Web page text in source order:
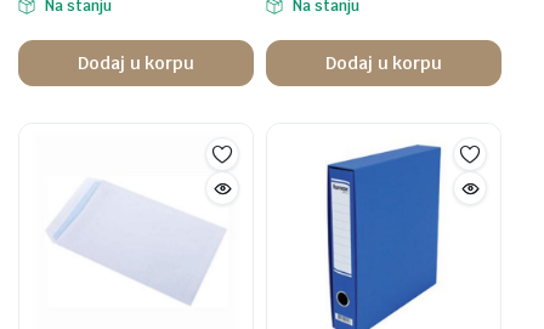
Na stanju
Dodaj u korpu
Na stanju
Dodaj u korpu